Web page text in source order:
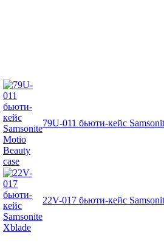
79U-011 бьюти-кейс
22V-017 бьюти-кейс